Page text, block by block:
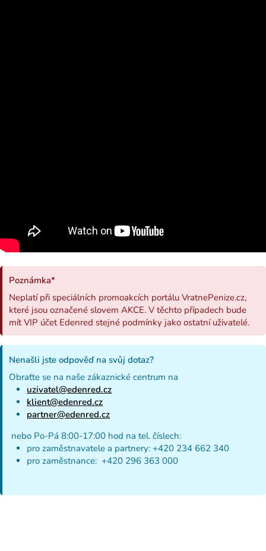
Poznámka*
Neplatí při speciálních promoakcích portálu VratnePenize.cz,
které jsou označené slovem AKCE. V těchto případech bude
mít VIP účet Edenred stejné podmínky jako ostatní uživatelé.
Nenašli jste odpověď na svůj dotaz?
Obraťte se na naše zákaznické centrum na
uzivatel@edenred.cz
klient@edenred.cz
partner@edenred.cz
nebo Po-Pá 8:00-17:00 hod na tel. číslech:
pro zaměstnavatele a partnery: +420 234 662 340
pro zaměstnance: +420 296 363 000